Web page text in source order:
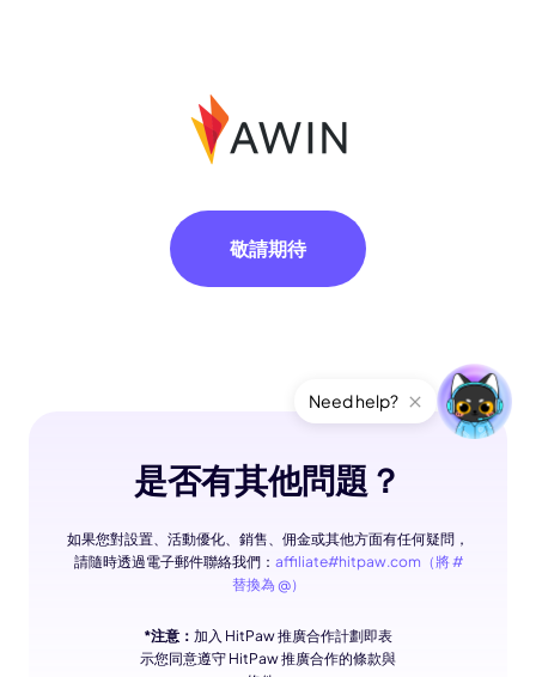
敬請期待
是否有其他問題？
如果您對設置、活動優化、銷售、佣金或其他方面有任何疑問，
請隨時透過電子郵件聯絡我們： affiliate#hitpaw.com（將 #
替換為 @）
*注意： 加入 HitPaw 推廣合作計劃即表
示您同意遵守 HitPaw 推廣合作的條款與
Need help?